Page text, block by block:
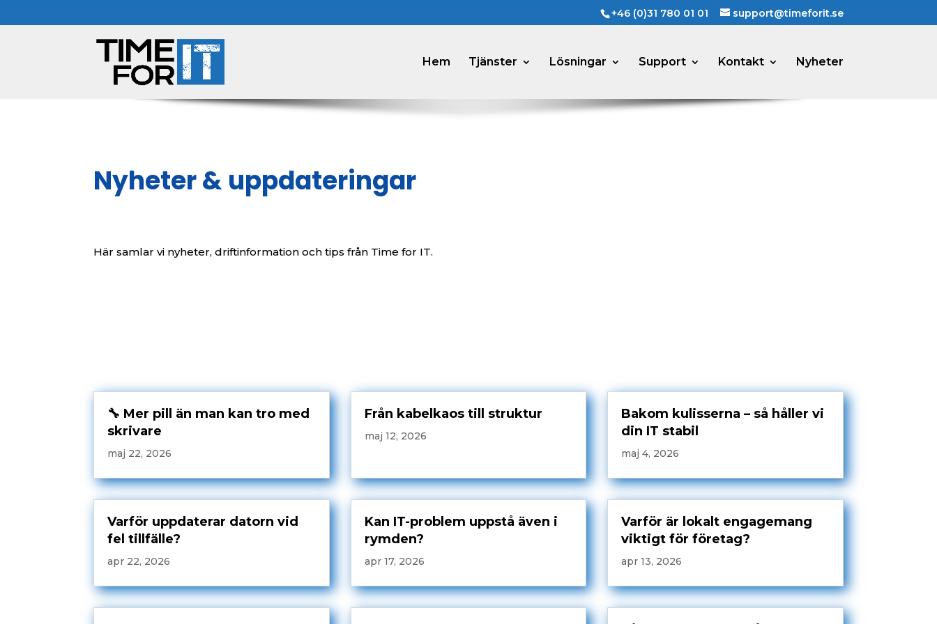
+46 (0)31 780 01 01 support@timeforit.se
Hem Tjänster Lösningar Support Kontakt Nyheter
Nyheter & uppdateringar
Här samlar vi nyheter, driftinformation och tips från Time for IT.
🔧 Mer pill än man kan tro med
skrivare
maj 22, 2026
Från kabelkaos till struktur
maj 12, 2026
Bakom kulisserna – så håller vi
din IT stabil
maj 4, 2026
Varför uppdaterar datorn vid
fel tillfälle?
apr 22, 2026
Kan IT-problem uppstå även i
rymden?
apr 17, 2026
Varför är lokalt engagemang
viktigt för företag?
apr 13, 2026